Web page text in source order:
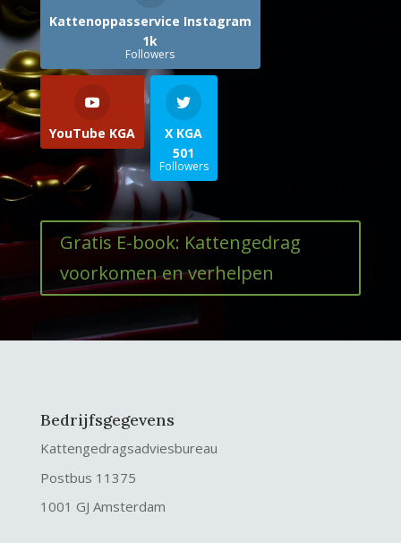
Kattenoppasservice Instagram
1k
Followers
YouTube KGA
X KGA
501
Followers
Gratis E-book: Kattengedrag
voorkomen en verhelpen
Bedrijfsgegevens
Kattengedragsadviesbureau
Postbus 11375
1001 GJ Amsterdam